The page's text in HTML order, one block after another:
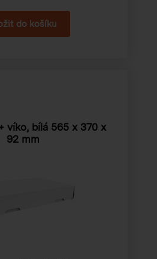
víko, bílá 565 x 370 x
92 mm